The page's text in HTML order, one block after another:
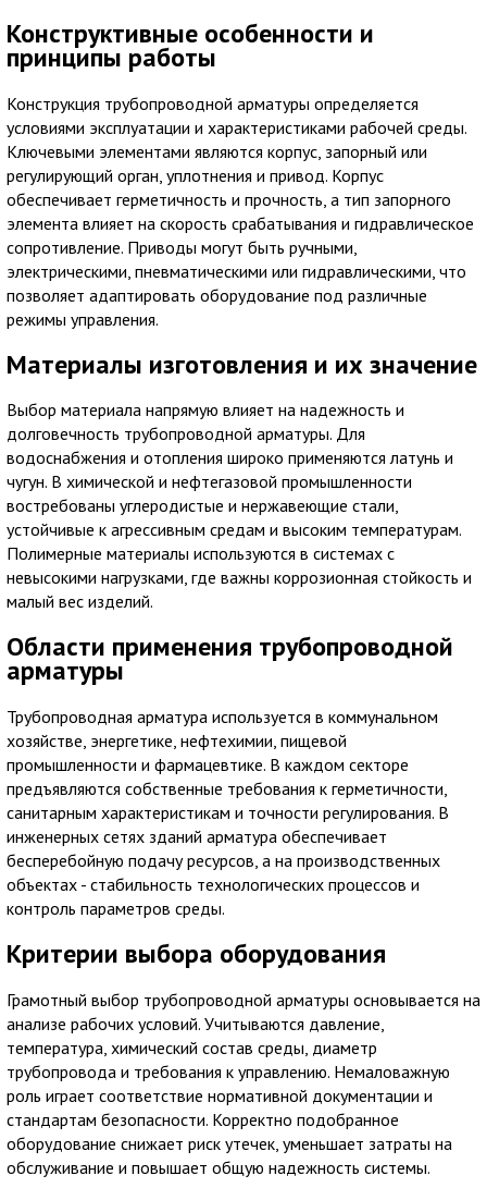
Конструктивные особенности и
принципы работы
Конструкция трубопроводной арматуры определяется
условиями эксплуатации и характеристиками рабочей среды.
Ключевыми элементами являются корпус, запорный или
регулирующий орган, уплотнения и привод. Корпус
обеспечивает герметичность и прочность, а тип запорного
элемента влияет на скорость срабатывания и гидравлическое
сопротивление. Приводы могут быть ручными,
электрическими, пневматическими или гидравлическими, что
позволяет адаптировать оборудование под различные
режимы управления.
Материалы изготовления и их значение
Выбор материала напрямую влияет на надежность и
долговечность трубопроводной арматуры. Для
водоснабжения и отопления широко применяются латунь и
чугун. В химической и нефтегазовой промышленности
востребованы углеродистые и нержавеющие стали,
устойчивые к агрессивным средам и высоким температурам.
Полимерные материалы используются в системах с
невысокими нагрузками, где важны коррозионная стойкость и
малый вес изделий.
Области применения трубопроводной
арматуры
Трубопроводная арматура используется в коммунальном
хозяйстве, энергетике, нефтехимии, пищевой
промышленности и фармацевтике. В каждом секторе
предъявляются собственные требования к герметичности,
санитарным характеристикам и точности регулирования. В
инженерных сетях зданий арматура обеспечивает
бесперебойную подачу ресурсов, а на производственных
объектах - стабильность технологических процессов и
контроль параметров среды.
Критерии выбора оборудования
Грамотный выбор трубопроводной арматуры основывается на
анализе рабочих условий. Учитываются давление,
температура, химический состав среды, диаметр
трубопровода и требования к управлению. Немаловажную
роль играет соответствие нормативной документации и
стандартам безопасности. Корректно подобранное
оборудование снижает риск утечек, уменьшает затраты на
обслуживание и повышает общую надежность системы.